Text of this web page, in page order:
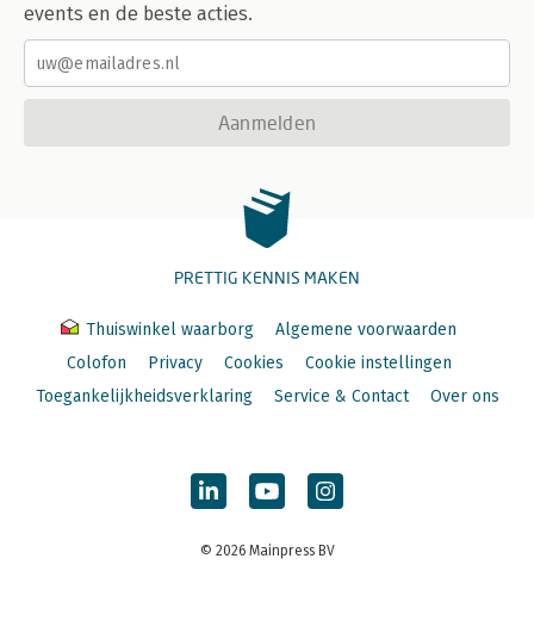
events en de beste acties.
Aanmelden
PRETTIG KENNIS MAKEN
Thuiswinkel waarborg
Algemene voorwaarden
Colofon
Privacy Cookies
Cookie instellingen
Toegankelijkheidsverklaring
Service & Contact Over ons
© 2026 Mainpress BV